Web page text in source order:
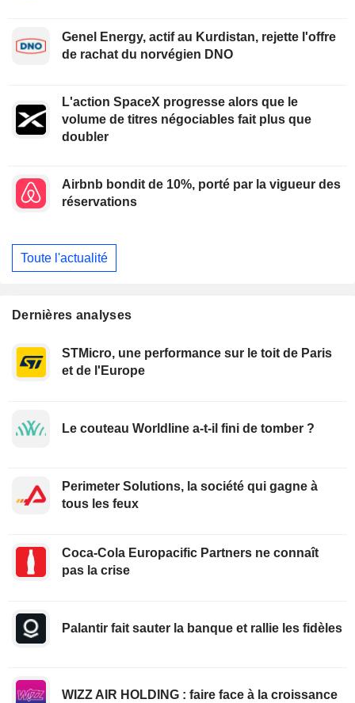
Genel Energy, actif au Kurdistan, rejette l'offre
de rachat du norvégien DNO
L'action SpaceX progresse alors que le
volume de titres négociables fait plus que
doubler
Airbnb bondit de 10%, porté par la vigueur des
réservations
Toute l'actualité
Dernières analyses
STMicro, une performance sur le toit de Paris
et de l'Europe
Le couteau Worldline a-t-il fini de tomber ?
Perimeter Solutions, la société qui gagne à
tous les feux
Coca-Cola Europacific Partners ne connaît
pas la crise
Palantir fait sauter la banque et rallie les fidèles
WIZZ AIR HOLDING : faire face à la croissance